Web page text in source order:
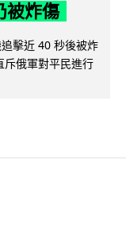
被炸傷
擊近 40 秒後被炸
斥俄軍對平民進行